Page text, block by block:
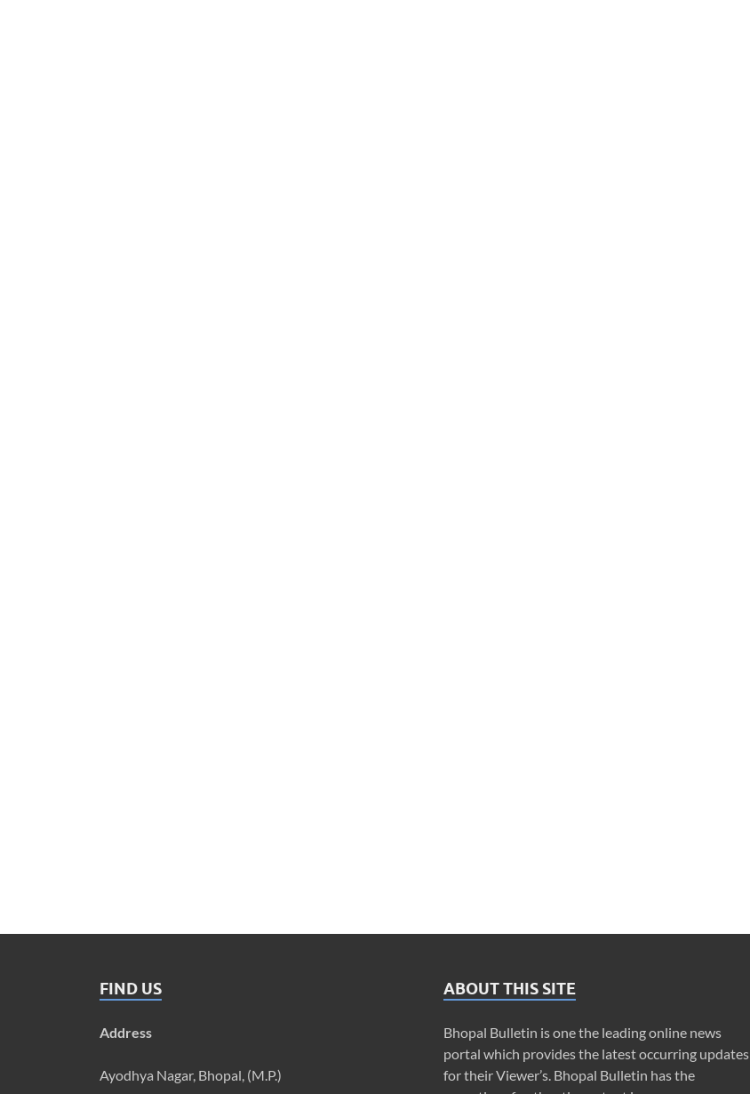
FIND US
Address
Ayodhya Nagar, Bhopal, (M.P.)
ABOUT THIS SITE
Bhopal Bulletin is one the leading online news
portal which provides the latest occurring updates
for their Viewer’s. Bhopal Bulletin has the